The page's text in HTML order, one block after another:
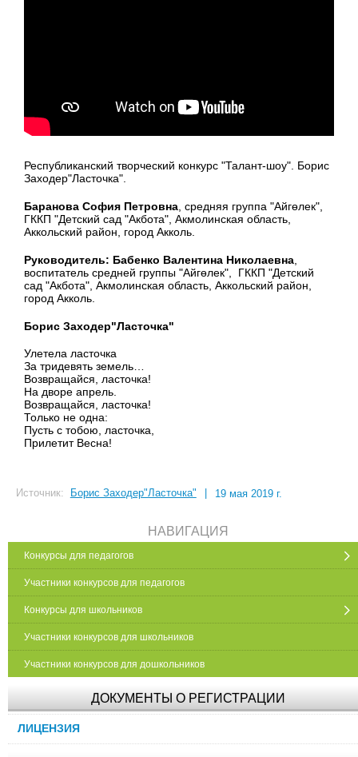
Республиканский творческий конкурс "Талант-шоу". Борис
Заходер"Ласточка".
Баранова София Петровна , средняя группа "Айгөлек",
ГККП "Детский сад "Акбота", Акмолинская область,
Аккольский район, город Акколь.
Руководитель: Бабенко Валентина Николаевна
воспитатель средней группы "Айгөлек", ГККП "Детский
сад "Акбота", Акмолинская область, Аккольский район,
город Акколь.
Борис Заходер"Ласточка"
Улетела ласточка
За тридевять земель…
Возвращайся, ласточка!
На дворе апрель.
Возвращайся, ласточка!
Только не одна:
Пусть с тобою, ласточка,
Прилетит Весна!
Источник: Борис Заходер"Ласточка" | 19 мая 2019 г.
НАВИГАЦИЯ
Конкурсы для педагогов
Участники конкурсов для педагогов
Конкурсы для школьников
Участники конкурсов для школьников
Участники конкурсов для дошкольников
ДОКУМЕНТЫ О РЕГИСТРАЦИИ
ЛИЦЕНЗИЯ